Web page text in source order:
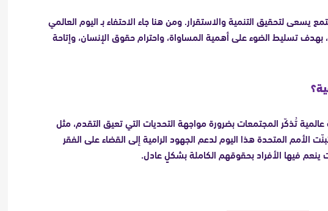
لتحقيق التنمية والاستقرار. ومن هنا جاء الاحتفاء بـ اليوم العالمي
تسليط الضوء على أهمية المساواة، واحترام حقوق الإنسان، وإتاحة
عالمية تُذكّر المجتمعات بضرورة مواجهة التحديات التي تعيق التقدم، مثل
الأمم المتحدة هذا اليوم لدعم الجهود الرامية إلى القضاء على الفقر
ينعم فيها الأفراد بحقوقهم الكاملة بشكلٍ عادل.